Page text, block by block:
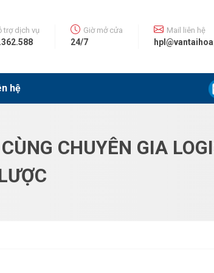
trợ dịch vụ Giờ mở cửa
24/7
Mail liên hệ
hệ
CHUYÊN GIA